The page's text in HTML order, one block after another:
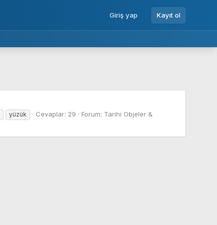
Giriş yap Kayıt ol
yüzük Cevaplar: 29 Forum: Tarihi Objeler &